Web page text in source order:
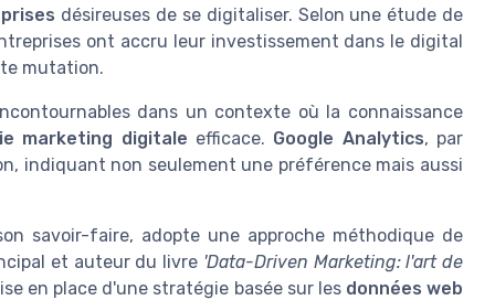
désireuses de se digitaliser. Selon une étude de
ont accru leur investissement dans le digital
mutation.
dans un contexte où la connaissance
marketing digitale efficace. Google Analytics, par
indiquant non seulement une préférence mais aussi
savoir-faire, adopte une approche méthodique de
et auteur du livre 'Data-Driven Marketing: l'art de
en place d'une stratégie basée sur les données web